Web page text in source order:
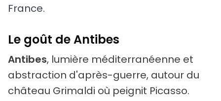
France.
Le goût de Antibes
Antibes, lumière méditerranéenne et
abstraction d'après-guerre, autour du
château Grimaldi où peignit Picasso.